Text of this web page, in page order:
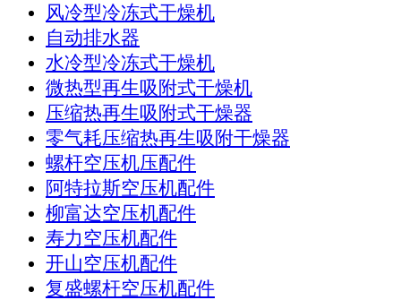
风冷型冷冻式干燥机
自动排水器
水冷型冷冻式干燥机
微热型再生吸附式干燥机
压缩热再生吸附式干燥器
零气耗压缩热再生吸附干燥器
螺杆空压机压配件
阿特拉斯空压机配件
柳富达空压机配件
寿力空压机配件
开山空压机配件
复盛螺杆空压机配件